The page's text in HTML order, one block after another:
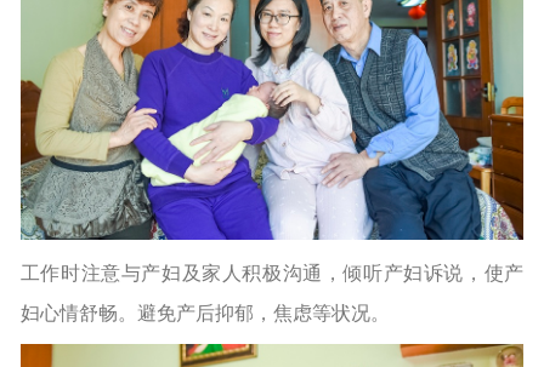
工作时注意与产妇及家人积极沟通，倾听产妇诉说，使产
妇心情舒畅。避免产后抑郁，焦虑等状况。